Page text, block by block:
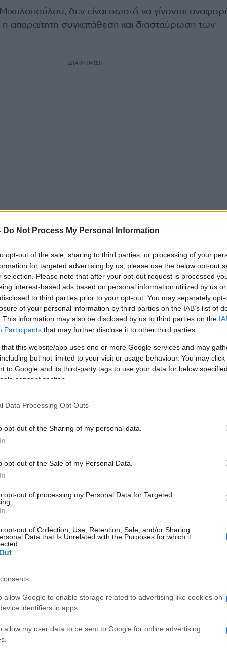
Do Not Process My Personal Information
opt-out of the sale, sharing to third parties, or processing of your
for targeted advertising by us, please use the below opt-out
selection. Please note that after your opt-out request is processed
interest-based ads based on personal information utilized by us
to third parties prior to your opt-out. You may separately
of your personal information by third parties on the IAB’s list of
This information may also be disclosed by us to third parties on the
Participants that may further disclose it to other third parties.
that this website/app uses one or more Google services and may
but not limited to your visit or usage behaviour. You may
to Google and its third-party tags to use your data for below
consent section.
Data Processing Opt Outs
opt-out of the Sharing of my personal data.
opt-out of the Sale of my Personal Data.
opt-out of processing my Personal Data for Targeted
opt-out of Collection, Use, Retention, Sale, and/or Sharing
Data that Is Unrelated with the Purposes for which it
allow Google to enable storage related to advertising like cookies on
identifiers in apps.
allow my user data to be sent to Google for online advertising
δεν είναι σωστό να γίνονται
απαραίτητη συγκατάθεση και διασταύρωση των
ΔΙΑΦΗΜΙΣΗ
στο τελευταίο μου έτος, και μέσα μου υπήρχε
αν έπρεπε να πάω ή όχι. Τελικά, πήγα. Δεν μπορώ
άγχος, αλλά ούτε και πίστευα ότι είχα πάει τόσο καλά,
αργότερα, μου τηλεφώνησαν ξανά, για να μου πουν
να με δει. Εκείνη τη στιγμή σκέφτηκα από μέσα
πήρα τον ρόλο της Νεφέλης, κάτι που ούτε
Αργότερα έμαθα από τη σκηνοθέτιδα πως,
έναν άλλον ρόλο. Ώσπου η Βίκυ Μανώλη είπε:
μου». Και έτσι έγινε.
ΔΙΑΦΗΜΙΣΗ